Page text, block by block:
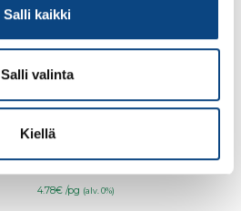
Salli kaikki
Salli valinta
Kiellä
Senco A-sarja hakanen
4.78€ /pg (alv. 0%)